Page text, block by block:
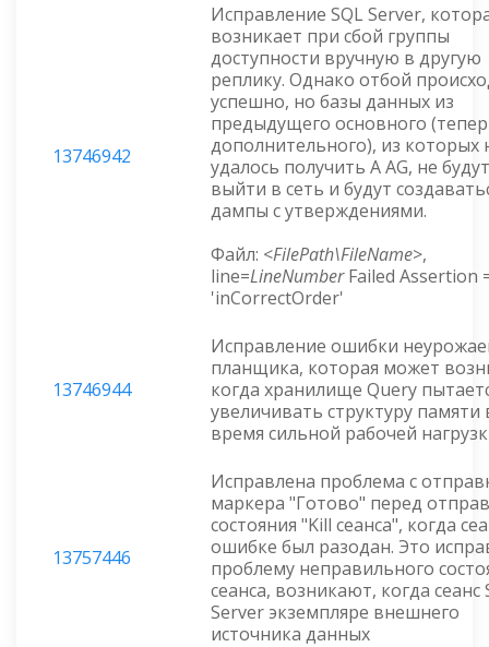
13746942
Исправление SQL Server,
возникает при сбой группы
доступности вручную в другую
реплику. Однако отбой
успешно, но базы данных из
предыдущего основного
дополнительного), из которых
удалось получить A AG, не будут
выйти в сеть и будут
дампы с утверждениями.
Файл: <FilePath\FileName>,
line=LineNumberFailed Assertion
'inCorrectOrder'
13746944
Исправление ошибки
планщика, которая может
когда хранилище Query
увеличивать структуру памяти
время сильной рабочей
13757446
Исправлена проблема с
маркера "Готово" перед
состояния "Kill сеанса", когда
ошибке был разодан. Это
проблему неправильного
сеанса, возникают, когда сеанс
Server экземпляре внешнего
источника данных